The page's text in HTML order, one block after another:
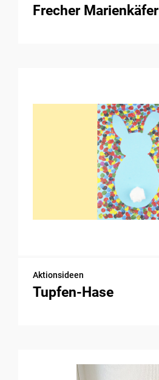
Frecher Marienkäfer
Aktionsideen
Tupfen-Hase